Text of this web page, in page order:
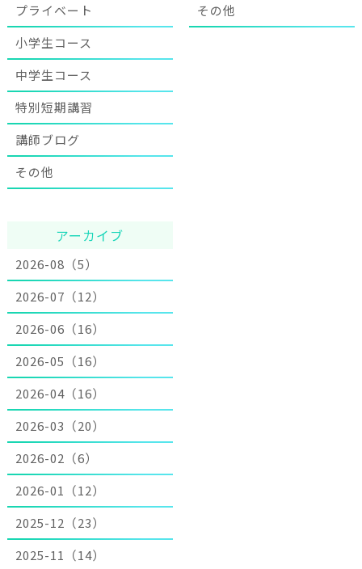
プライベート
小学生コース
中学生コース
特別短期講習
講師ブログ
その他
その他
アーカイブ
2026-08（5）
2026-07（12）
2026-06（16）
2026-05（16）
2026-04（16）
2026-03（20）
2026-02（6）
2026-01（12）
2025-12（23）
2025-11（14）